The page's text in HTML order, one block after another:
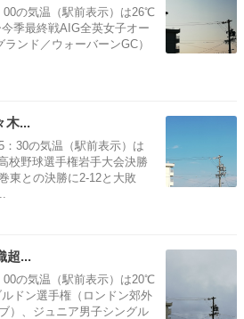
00の気温（駅前表示）は26℃
季最終戦AIG全英女子オー
ンド／ウォーバーンGC）
木...
30の気温（駅前表示）は
校野球選手権岩手大会決勝
東との決勝に2-12と大敗
超...
00の気温（駅前表示）は20℃
ドン選手権（ロンドン郊外
）、ジュニア男子シングル